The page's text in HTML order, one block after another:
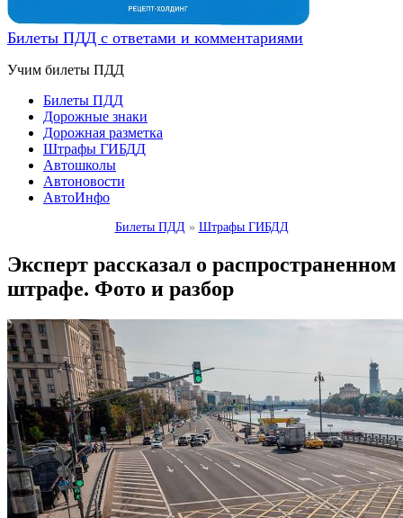
Билеты ПДД с ответами и комментариями
Учим билеты ПДД
Билеты ПДД
Дорожные знаки
Дорожная разметка
Штрафы ГИБДД
Автошколы
Автоновости
АвтоИнфо
Билеты ПДД » Штрафы ГИБДД
Эксперт рассказал о распространенном
штрафе. Фото и разбор